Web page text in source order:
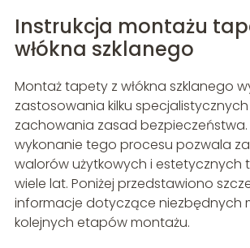
Instrukcja montażu
włókna szklanego
Montaż tapety z włókna szklanego
zastosowania kilku
zachowania zasad bezpieczeństwa.
wykonanie tego procesu pozwala
walorów użytkowych i estetycznych
wiele lat. Poniżej przedstawiono
informacje dotyczące niezbędnych
kolejnych etapów montażu.